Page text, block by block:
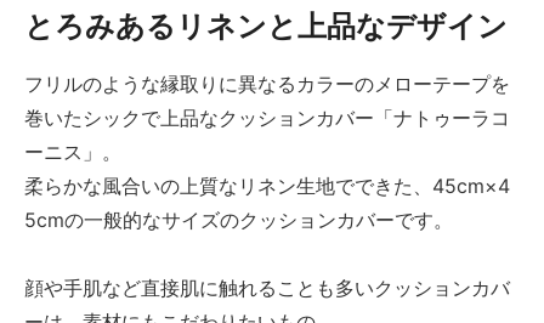
とろみあるリネンと上品なデザイン
フリルのような縁取りに異なるカラーのメローテープを
巻いたシックで上品なクッションカバー「ナトゥーラコ
ーニス」。
柔らかな風合いの上質なリネン生地でできた、45cm×4
5cmの一般的なサイズのクッションカバーです。
顔や手肌など直接肌に触れることも多いクッションカバ